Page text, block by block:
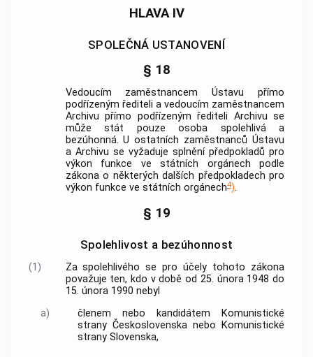
HLAVA IV
SPOLEČNÁ USTANOVENÍ
§ 18
Vedoucím zaměstnancem Ústavu přímo
podřízeným řediteli a vedoucím zaměstnancem
Archivu přímo podřízeným řediteli Archivu se
může stát pouze osoba spolehlivá a
bezúhonná. U ostatních zaměstnanců Ústavu
a Archivu se vyžaduje splnění předpokladů pro
výkon funkce ve státních orgánech podle
zákona o některých dalších předpokladech pro
výkon funkce ve státních orgánech4).
§ 19
Spolehlivost a bezúhonnost
(1)
Za spolehlivého se pro účely tohoto zákona
považuje ten, kdo v době od 25. února 1948 do
15. února 1990 nebyl
a)
členem nebo kandidátem Komunistické
strany Československa nebo Komunistické
strany Slovenska,